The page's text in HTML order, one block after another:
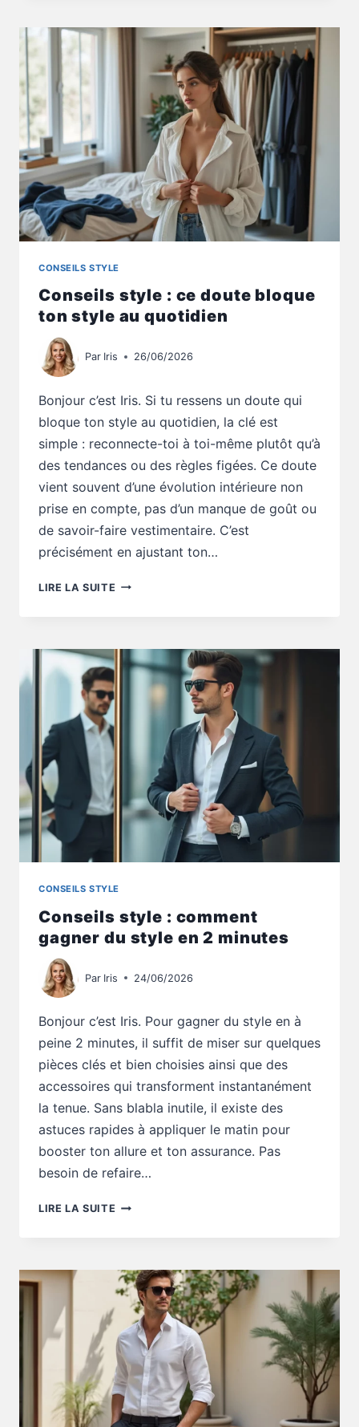
BOOSTER
ACHAT
INUTILE
CONSEILS STYLE
Conseils style : ce doute bloque
ton style au quotidien
Par Iris 26/06/2026
Bonjour c’est Iris. Si tu ressens un doute qui
bloque ton style au quotidien, la clé est
simple : reconnecte-toi à toi-même plutôt qu’à
des tendances ou des règles figées. Ce doute
vient souvent d’une évolution intérieure non
prise en compte, pas d’un manque de goût ou
de savoir-faire vestimentaire. C’est
précisément en ajustant ton…
LIRE LA SUITE CONSEILS
DOUTE
BLOQUE
QUOTIDIEN
CONSEILS STYLE
Conseils style : comment
gagner du style en 2 minutes
Par Iris 24/06/2026
Bonjour c’est Iris. Pour gagner du style en à
peine 2 minutes, il suffit de miser sur quelques
pièces clés et bien choisies ainsi que des
accessoires qui transforment instantanément
la tenue. Sans blabla inutile, il existe des
astuces rapides à appliquer le matin pour
booster ton allure et ton assurance. Pas
besoin de refaire…
LIRE LA SUITE CONSEILS
GAGNER
DU
STYLE
2
MINUTES